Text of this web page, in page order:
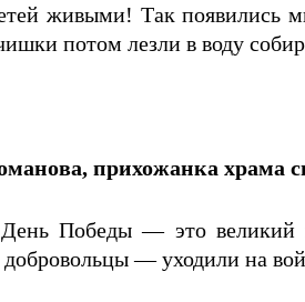
живыми! Так появились
потом лезли в воду
прихожанка храма
Победы — это великий
— уходили на